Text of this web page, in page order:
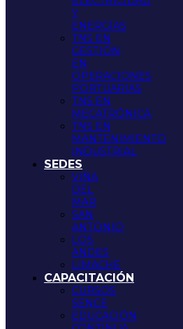
Y
ENERGÍAS
TNS EN
GESTIÓN
EN
OPERACIONES
PORTUARIAS
TNS EN
MECATRÓNICA
TNS EN
MANTENIMIENTO
INDUSTRIAL
SEDES
VIÑA
DEL
MAR
SAN
ANTONIO
LOS
ANDES
LIMACHE
CAPACITACIÓN
CURSOS
SENCE
EDUCACIÓN